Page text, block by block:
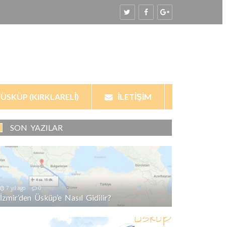
ÜSKÜP (KIRKLARELI) İLETIŞIM
SON YAZILAR
7 yıl ago 0
İzmir’den Üsküp’e Nasıl Gidilir?